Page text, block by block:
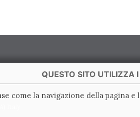
Italy
QUESTO SITO UTILIZZA
come la navigazione della pagina